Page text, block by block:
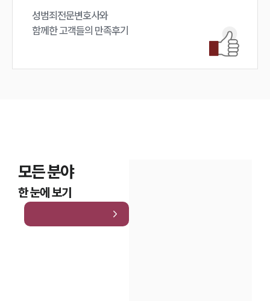
성범죄전문변호사와
함께한 고객들의 만족후기
모든 분야
한 눈에 보기